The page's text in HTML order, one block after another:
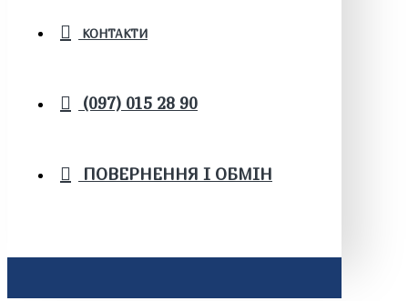
КОНТАКТИ
(097) 015 28 90
ПОВЕРНЕННЯ І ОБМІН